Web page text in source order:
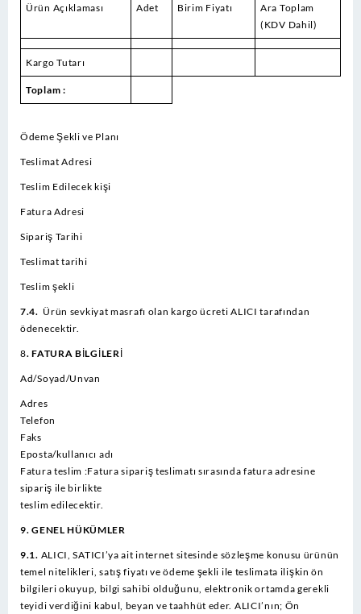
Ürün Açıklaması Adet Birim Fiyatı
Ara Toplam
(KDV Dahil)
Kargo Tutarı
Toplam :
Ödeme Şekli ve Planı
Teslimat Adresi
Teslim Edilecek kişi
Fatura Adresi
Sipariş Tarihi
Teslimat tarihi
Teslim şekli
7.4. Ürün sevkiyat masrafı olan kargo ücreti ALICI tarafından
ödenecektir.
8. FATURA BİLGİLERİ
Ad/Soyad/Unvan
Adres
Telefon
Faks
Eposta/kullanıcı adı
Fatura teslim :Fatura sipariş teslimatı sırasında fatura adresine
sipariş ile birlikte
teslim edilecektir.
9. GENEL HÜKÜMLER
9.1. ALICI, SATICI’ya ait internet sitesinde sözleşme konusu ürünün
temel nitelikleri, satış fiyatı ve ödeme şekli ile teslimata ilişkin ön
bilgileri okuyup, bilgi sahibi olduğunu, elektronik ortamda gerekli
teyidi verdiğini kabul, beyan ve taahhüt eder. ALICI’nın; Ön